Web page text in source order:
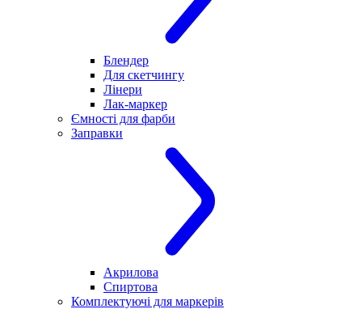
Блендер
Для скетчингу
Лінери
Лак-маркер
Ємності для фарби
Заправки
Акрилова
Спиртова
Комплектуючі для маркерів